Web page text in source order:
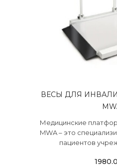
ВЕСЫ ДЛЯ
Медицинские
MWA – это
пациентов